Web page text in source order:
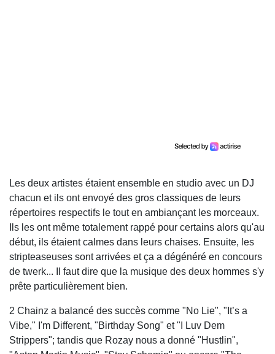
Les deux artistes étaient ensemble en studio avec un DJ
chacun et ils ont envoyé des gros classiques de leurs
répertoires respectifs le tout en ambiançant les morceaux.
Ils les ont même totalement rappé pour certains alors qu'au
début, ils étaient calmes dans leurs chaises. Ensuite, les
stripteaseuses sont arrivées et ça a dégénéré en concours
de twerk... Il faut dire que la musique des deux hommes s'y
prête particulièrement bien.
2 Chainz a balancé des succès comme "No Lie", "It’s a
Vibe," I'm Different, "Birthday Song" et "I Luv Dem
Strippers"; tandis que Rozay nous a donné "Hustlin",